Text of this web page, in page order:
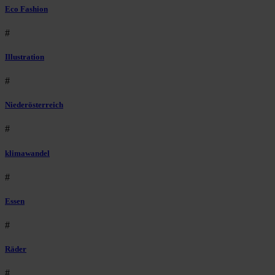
Eco Fashion
#
Illustration
#
Niederösterreich
#
klimawandel
#
Essen
#
Räder